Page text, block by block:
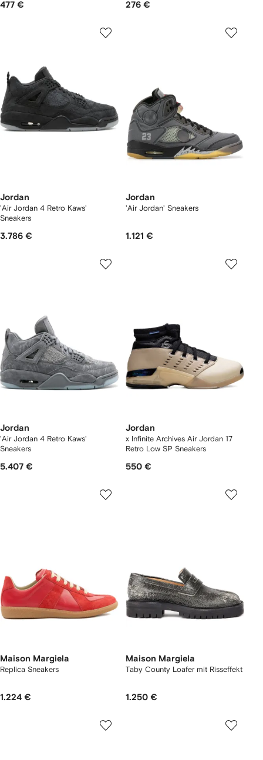
477 € 276 €
Jordan
'Air Jordan 4 Retro Kaws'
Sneakers
3.786 €
Jordan
'Air Jordan' Sneakers
1.121 €
Jordan
'Air Jordan 4 Retro Kaws'
Sneakers
5.407 €
Jordan
x Infinite Archives Air Jordan 17
Retro Low SP Sneakers
550 €
Maison Margiela
Replica Sneakers
1.224 €
Maison Margiela
Taby County Loafer mit Risseffekt
1.250 €